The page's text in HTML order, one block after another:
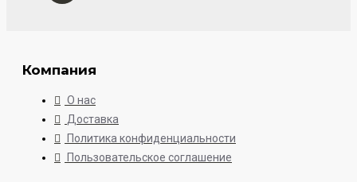
Компания
О нас
Доставка
Политика конфиденциальности
Пользовательское соглашение